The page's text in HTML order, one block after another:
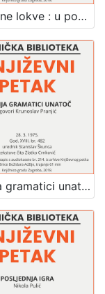
Otrovane lokve : u povodu izlaska istoimene knjige pjesama Viktora Vide : Književni petak, dvorana u Novinarskom domu, 3. 12. 1971., br. 388 / Mirko Rogošić ; pjesme čitaju Mia Oremović, Sven Lasta ; urednik Stanislav Škunca
Poezija gramatici unatoč : Književni petak, dvorana u Novinarskom domu, 28. 3. 1975., br. 482 / Krunoslav Pranjić ; tekstove čita Zlatko Crnković ; urednik Stanislav Škunca